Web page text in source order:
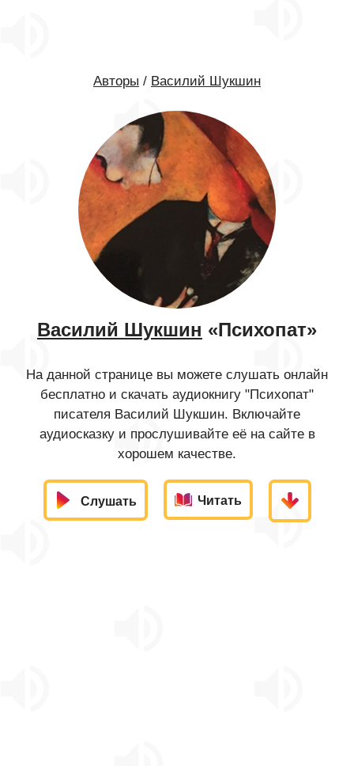
Авторы / Василий Шукшин
Василий Шукшин «Психопат»
На данной странице вы можете слушать онлайн
бесплатно и скачать аудиокнигу "Психопат"
писателя Василий Шукшин. Включайте
аудиосказку и прослушивайте её на сайте в
хорошем качестве.
Слушать Читать